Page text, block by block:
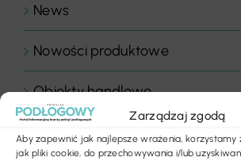
Zarządzaj zgodą
Aby zapewnić jak najlepsze wrażenia, korzystamy
jak pliki cookie, do przechowywania i/lub
News
Nowości produktowe
Obiekty handlowe
Obiekty sportowe